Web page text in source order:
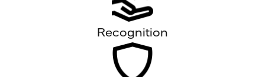
Recognition